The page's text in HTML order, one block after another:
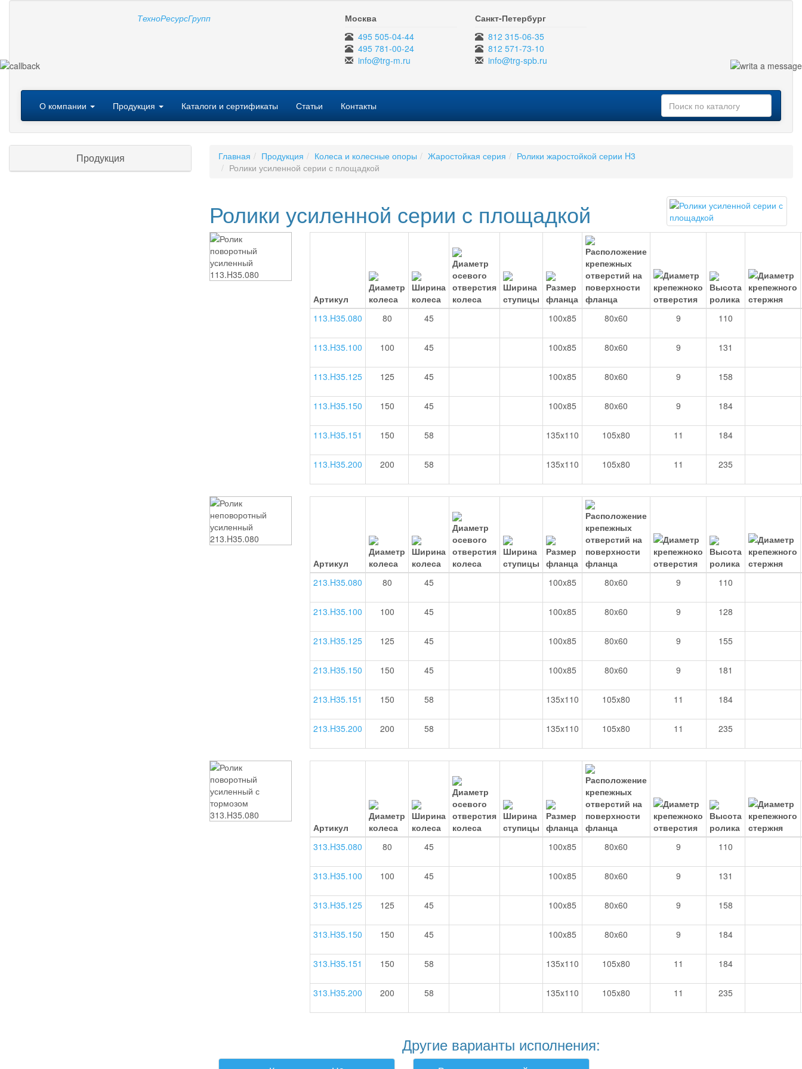
ТехноРесурсГрупп
Москва
495 505-04-44
495 781-00-24
info@trg-m.ru
Санкт-Петербург
812 315-06-35
812 571-73-10
info@trg-spb.ru
О компании
Продукция Каталоги и сертификаты Статьи Контакты
Продукция Главная Продукция Колеса и колесные опоры Жаростойкая серия
Ролики жаростойкой серии H3
Ролики усиленной серии с площадкой
Ролики усиленной серии с площадкой
Артикул
113.H35.080
80 45 100x85 80x60 9 110
113.H35.100 100 45 100x85 80x60 9 131
113.H35.125 125 45 100x85 80x60 9 158
113.H35.150 150 45 100x85 80x60 9 184
113.H35.151 150 58 135x110 105x80 11 184
113.H35.200 200 58 135x110 105x80 11 235
Артикул
213.H35.080
80 45 100x85 80x60 9 110
213.H35.100 100 45 100x85 80x60 9 128
213.H35.125 125 45 100x85 80x60 9 155
213.H35.150 150 45 100x85 80x60 9 181
213.H35.151 150 58 135x110 105x80 11 184
213.H35.200 200 58 135x110 105x80 11 235
Артикул
313.H35.080
80 45 100x85 80x60 9 110
313.H35.100 100 45 100x85 80x60 9 131
313.H35.125 125 45 100x85 80x60 9 158
313.H35.150 150 45 100x85 80x60 9 184
313.H35.151 150 58 135x110 105x80 11 184
313.H35.200 200 58 135x110 105x80 11 235
Другие варианты исполнения: